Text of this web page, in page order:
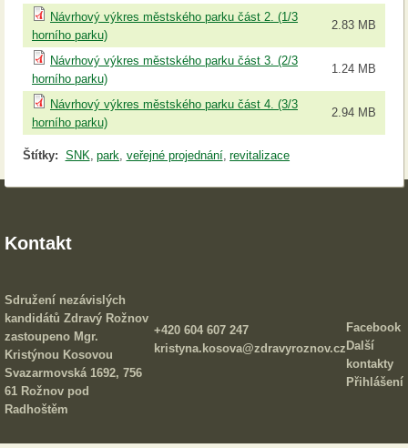
Návrhový výkres městského parku část 2. (1/3
horního parku)
2.83 MB
Návrhový výkres městského parku část 3. (2/3
horního parku)
1.24 MB
Návrhový výkres městského parku část 4. (3/3
horního parku)
2.94 MB
Štítky: SNK park veřejné projednání revitalizace
Kontakt
Sdružení nezávislých
kandidátů Zdravý Rožnov
zastoupeno Mgr.
Kristýnou Kosovou
Svazarmovská 1692, 756
61 Rožnov pod
Radhoštěm
+420 604 607 247
kristyna.kosova@zdravyroznov.cz
Facebook
Další
kontakty
Přihlášení